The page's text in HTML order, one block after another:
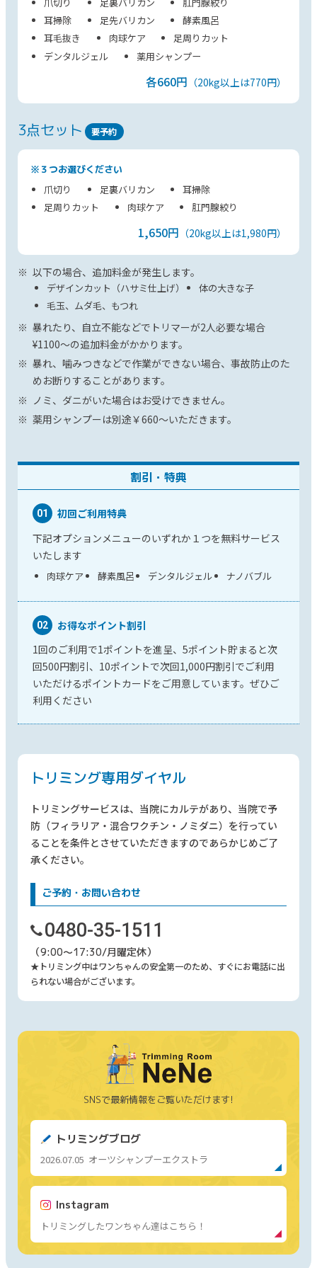
耳掃除
足先バリカン
酵素風呂
耳毛抜き
肉球ケア
足周りカット
デンタルジェル
薬用シャンプー
各660円 （20kg以上は770円）
3点セット 要予約
※３つお選びください
爪切り 足裏バリカン
耳掃除
足周りカット
肉球ケア 肛門腺絞り
1,650円 （20kg以上は1,980円）
以下の場合、追加料金が発生します。
デザインカット（ハサミ仕上げ）
体の大きな子
毛玉、ムダ毛、もつれ
暴れたり、自立不能などでトリマーが2人必要な場合
¥1100〜の追加料金がかかります。
暴れ、噛みつきなどで作業ができない場合、事故防止のた
めお断りすることがあります。
ノミ、ダニがいた場合はお受けできません。
薬用シャンプーは別途￥660〜いただきます。
割引・特典
01
初回ご利用特典
下記オプションメニューのいずれか１つを無料サービス
いたします
肉球ケア 酵素風呂 デンタルジェル ナノバブル
02
お得なポイント割引
1回のご利用で1ポイントを進呈、5ポイント貯まると次
回500円割引、10ポイントで次回1,000円割引でご利用
いただけるポイントカードをご用意しています。ぜひご
利用ください
トリミング専用ダイヤル
トリミングサービスは、当院にカルテがあり、当院で予
防（フィラリア・混合ワクチン・ノミダニ）を行ってい
ることを条件とさせていただきますのであらかじめご了
承ください。
ご予約・お問い合わせ
0480-35-1511
（9:00～17:30/月曜定休）
★トリミング中はワンちゃんの安全第一のため、すぐにお電話に出
られない場合がございます。
SNSで最新情報をご覧いただけます!
トリミングブログ
2026.07.05 オーツシャンプーエクストラ
Instagram
トリミングしたワンちゃん達はこちら！